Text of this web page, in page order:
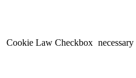
Cookie Law Checkbox necessary